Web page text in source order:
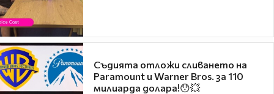
Съдията отложи сливането на
Paramount и Warner Bros. за 110
милиарда долара!😯💥